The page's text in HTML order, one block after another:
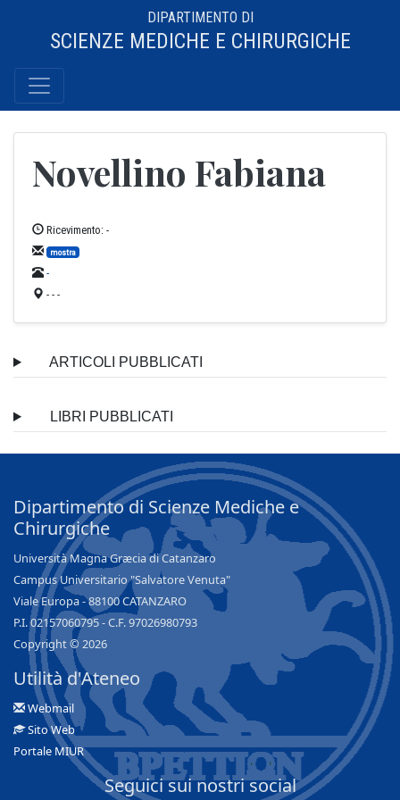
DIPARTIMENTO DI
SCIENZE MEDICHE E CHIRURGICHE
Novellino Fabiana
Ricevimento: -
mostra
-
- - -
ARTICOLI PUBBLICATI
LIBRI PUBBLICATI
Dipartimento di Scienze Mediche e
Chirurgiche
Università Magna Græcia di Catanzaro
Campus Universitario "Salvatore Venuta"
Viale Europa - 88100 CATANZARO
P.I. 02157060795 - C.F. 97026980793
Copyright © 2026
Utilità d'Ateneo
Webmail
Sito Web
Portale MIUR
Seguici sui nostri social